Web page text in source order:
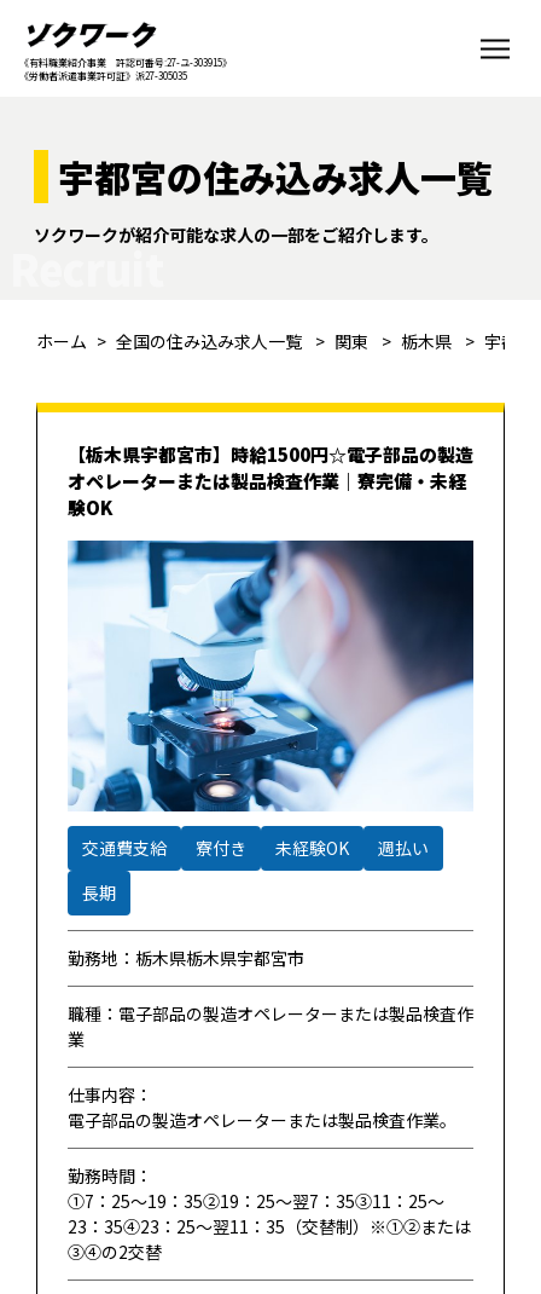
《有料職業紹介事業 許認可番号:27-ユ-303915》
《労働者派遣事業許可証》派27-305035
宇都宮の住み込み求人一覧
ソクワークが紹介可能な求人の一部をご紹介します。
ホーム 全国の住み込み求人一覧 関東 栃木県 宇都宮
【栃木県宇都宮市】時給1500円☆電子部品の製造
オペレーターまたは製品検査作業｜寮完備・未経
験OK
交通費支給 寮付き 未経験OK
週払い
長期
勤務地：栃木県栃木県宇都宮市
職種：電子部品の製造オペレーターまたは製品検査作
業
仕事内容：
電子部品の製造オペレーターまたは製品検査作業。
勤務時間：
①7：25～19：35②19：25～翌7：35③11：25～
23：35④23：25～翌11：35（交替制）※①②または
③④の2交替